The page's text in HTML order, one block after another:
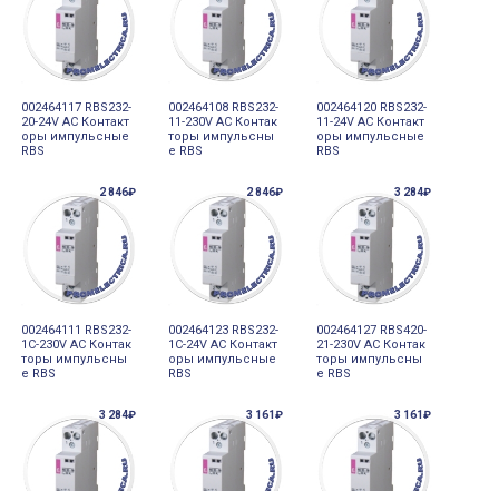
002464117 RBS232-
20-24V AC Контакт
оры импульсные
RBS
002464108 RBS232-
11-230V AC Контак
торы импульсны
е RBS
002464120 RBS232-
11-24V AC Контакт
оры импульсные
RBS
2 846₽
002464111 RBS232-
1C-230V AC Контак
торы импульсны
е RBS
2 846₽
002464123 RBS232-
1C-24V AC Контакт
оры импульсные
RBS
3 284₽
002464127 RBS420-
21-230V AC Контак
торы импульсны
е RBS
3 284₽ 3 161₽ 3 161₽